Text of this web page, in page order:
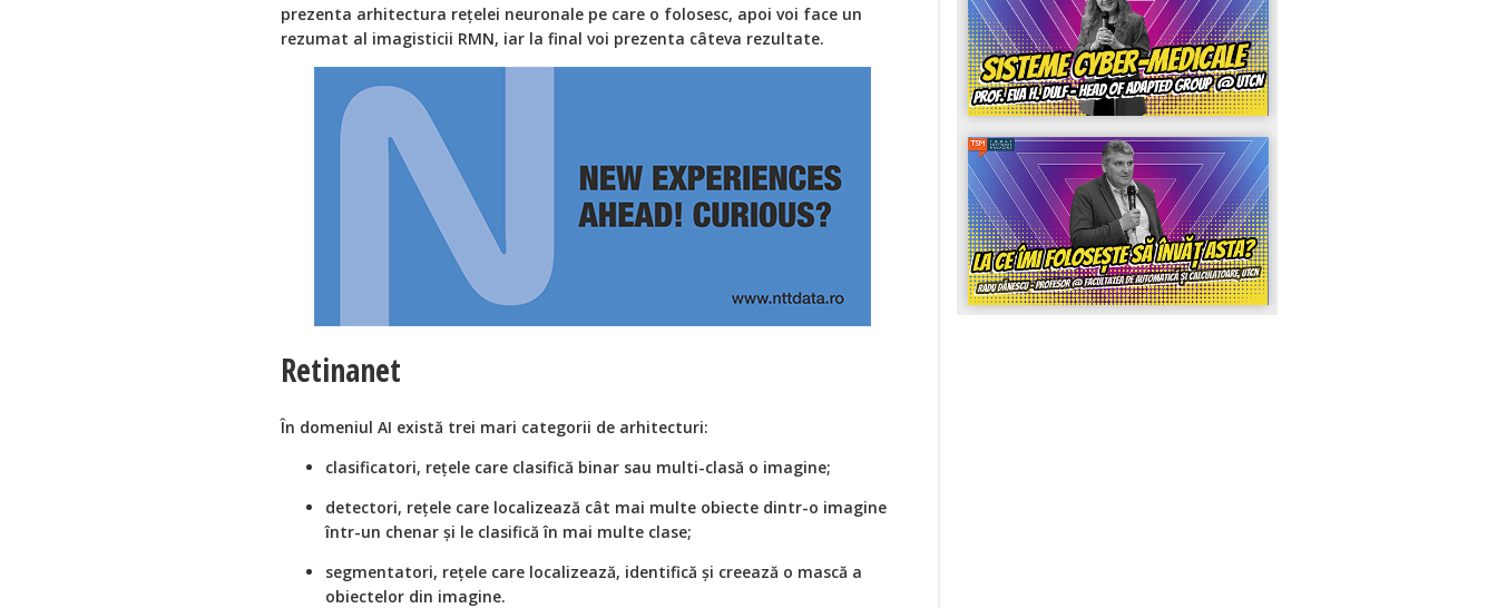
prezenta arhitectura rețelei neuronale pe care o folosesc, apoi voi face un
rezumat al imagisticii RMN, iar la final voi prezenta câteva rezultate.
Retinanet
În domeniul AI există trei mari categorii de arhitecturi:
clasificatori, rețele care clasifică binar sau multi-clasă o imagine;
detectori, rețele care localizează cât mai multe obiecte dintr-o imagine
într-un chenar și le clasifică în mai multe clase;
segmentatori, rețele care localizează, identifică și creează o mască a
obiectelor din imagine.